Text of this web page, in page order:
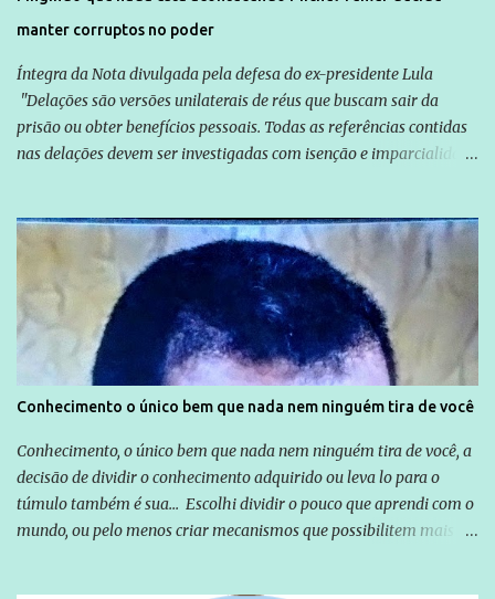
manter corruptos no poder
Íntegra da Nota divulgada pela defesa do ex-presidente Lula
"Delações são versões unilaterais de réus que buscam sair da
prisão ou obter benefícios pessoais. Todas as referências contidas
nas delações devem ser investigadas com isenção e imparcialidade
Globo manteve com o Grupo Odebrecht, citada na delação de
Emílio Odebrecht. Lula sempre atuou para promover o Brasil no
exterior, e não para promover determinadas empresas ou
empresários" Assina a nota o advogado Cristiano Zanin Martins
Conhecimento o único bem que nada nem ninguém tira de você
Conhecimento, o único bem que nada nem ninguém tira de você, a
decisão de dividir o conhecimento adquirido ou leva lo para o
túmulo também é sua... Escolhi dividir o pouco que aprendi com o
mundo, ou pelo menos criar mecanismos que possibilitem mais e